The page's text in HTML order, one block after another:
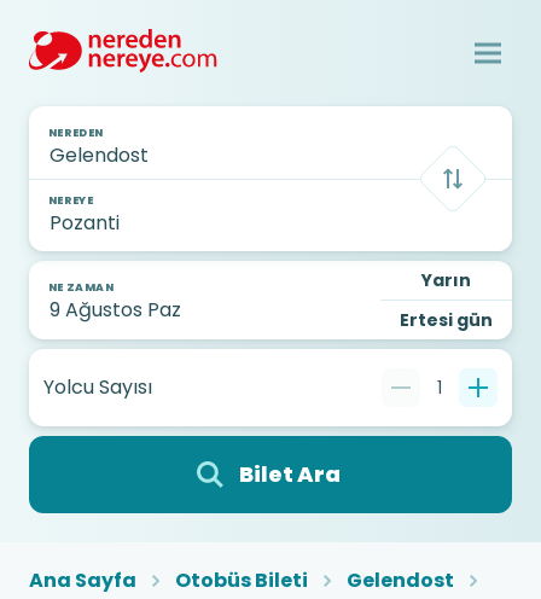
NEREDEN
NEREYE
NE ZAMAN
Yarın
Ertesi gün
Yolcu Sayısı 1
Bilet Ara
Ana Sayfa Otobüs Bileti
Gelendost